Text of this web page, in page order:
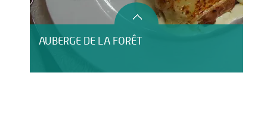
AUBERGE DE LA FORÊT